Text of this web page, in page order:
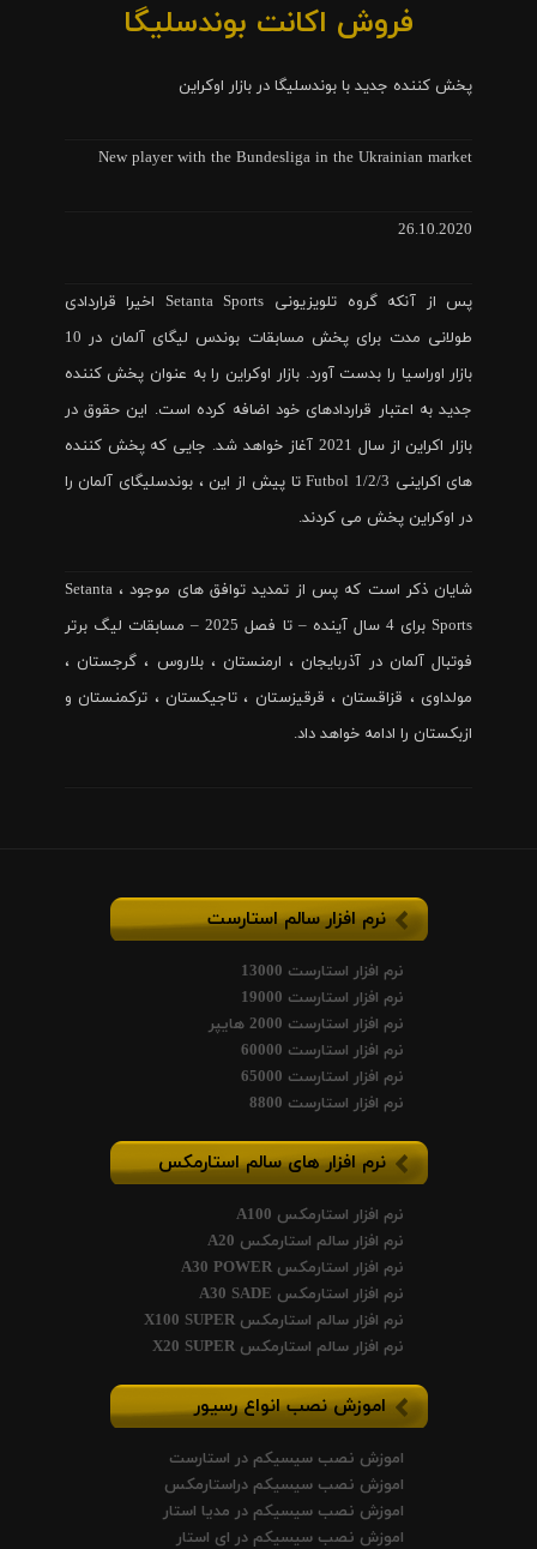
فروش اکانت بوندسلیگا
پخش کننده جدید با بوندسلیگا در بازار اوکراین
New player with the Bundesliga in the Ukrainian market
26.10.2020
پس از آنکه گروه تلویزیونی Setanta Sports اخیرا قراردادی
طولانی مدت برای پخش مسابقات بوندس لیگای آلمان در 10
بازار اوراسیا را بدست آورد. بازار اوکراین را به عنوان پخش کننده
جدید به اعتبار قراردادهای خود اضافه کرده است. این حقوق در
بازار اکراین از سال 2021 آغاز خواهد شد. جایی که پخش کننده
های اکراینی Futbol 1/2/3 تا پیش از این ، بوندسلیگای آلمان را
در اوکراین پخش می کردند.
شایان ذکر است که پس از تمدید توافق های موجود ، Setanta
Sports برای 4 سال آینده – تا فصل 2025 – مسابقات لیگ برتر
فوتبال آلمان در آذربایجان ، ارمنستان ، بلاروس ، گرجستان ،
مولداوی ، قزاقستان ، قرقیزستان ، تاجیکستان ، ترکمنستان و
ازبکستان را ادامه خواهد داد.
نرم افزار سالم استارست
نرم افزار استارست 13000
نرم افزار استارست 19000
نرم افزار استارست 2000 هایپر
نرم افزار استارست 60000
نرم افزار استارست 65000
نرم افزار استارست 8800
نرم افزار های سالم استارمکس
نرم افزار استارمکس A100
نرم افزار سالم استارمکس A20
نرم افزار استارمکس A30 POWER
نرم افزار استارمکس A30 SADE
نرم افزار سالم استارمکس X100 SUPER
نرم افزار سالم استارمکس X20 SUPER
اموزش نصب انواع رسیور
اموزش نصب سیسیکم در استارست
اموزش نصب سیسیکم دراستارمکس
اموزش نصب سیسیکم در مدیا استار
اموزش نصب سیسیکم در ای استار